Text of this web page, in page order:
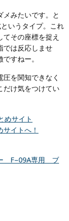
みたいです。と
いうタイプ。これ
その座標を捉え
では反応しませ
すねー。
を関知できなく
だけ気をつけてい
イトへ！
ー F−09A専用 ブ